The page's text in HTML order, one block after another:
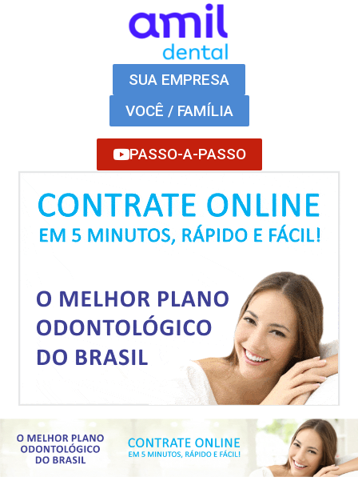
SUA EMPRESA
VOCÊ / FAMÍLIA
PASSO-A-PASSO